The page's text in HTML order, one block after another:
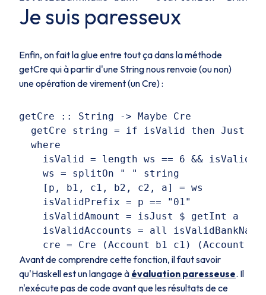
Je suis paresseux
Enfin, on fait la glue entre tout ça dans la méthode
getCrequi à partir d'une Stringnous renvoie (ou non)
une opération de virement (unCre) :
getCre :: String -> Maybe Cre
getCre string = if isValid then Just
  where
isValid = length ws == 6 &&
    ws = splitOn " " string
    [p, b1, c1, b2, c2, a] = ws
    isValidPrefix = p == "01"
    isValidAmount = isJust $ getInt a
isValidAccounts = all
Avant de comprendre cette fonction, il faut savoir
qu'Haskell est un langage à évaluation paresseuse. Il
n'exécute pas de code avant que les résultats de ce